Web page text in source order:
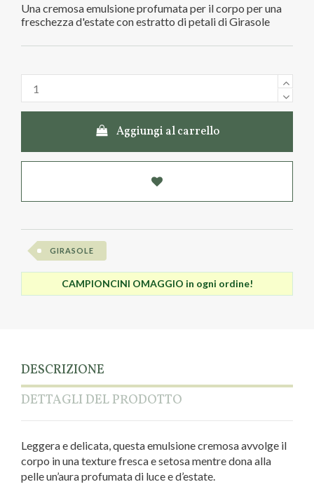
Una cremosa emulsione profumata per il corpo per una
freschezza d'estate con estratto di petali di Girasole
Aggiungi al carrello
GIRASOLE
CAMPIONCINI OMAGGIO in ogni ordine!
DESCRIZIONE
DETTAGLI DEL PRODOTTO
Leggera e delicata, questa emulsione cremosa avvolge il
corpo in una texture fresca e setosa mentre dona alla
pelle un’aura profumata di luce e d’estate.